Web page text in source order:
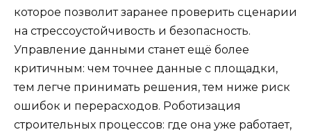
которое позволит заранее проверить сценарии
на стрессоустойчивость и безопасность.
Управление данными станет ещё более
критичным: чем точнее данные с площадки,
тем легче принимать решения, тем ниже риск
ошибок и перерасходов. Роботизация
строительных процессов: где она уже работает,